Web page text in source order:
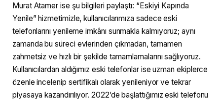
Murat Atamer ise şu bilgileri paylaştı: “Eskiyi Kapında
Yenile” hizmetimizle, kullanıcılarımıza sadece eski
telefonlarını yenileme imkânı sunmakla kalmıyoruz; aynı
zamanda bu süreci evlerinden çıkmadan, tamamen
zahmetsiz ve hızlı bir şekilde tamamlamalarını sağlıyoruz.
Kullanıcılardan aldığımız eski telefonlar ise uzman ekiplerce
özenle incelenip sertifikalı olarak yenileniyor ve tekrar
piyasaya kazandırılıyor. 2022’de başlattığımız eski telefonu